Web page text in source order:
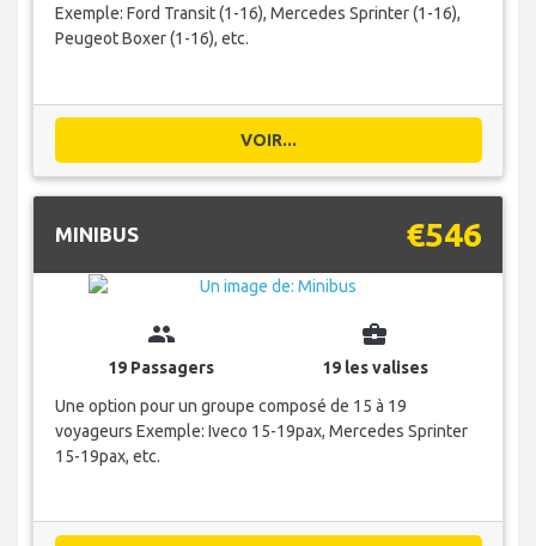
Exemple: Ford Transit (1-16), Mercedes Sprinter (1-16),
Peugeot Boxer (1-16), etc.
VOIR...
MINIBUS €546
group
19 Passagers
business_center
19 les valises
Une option pour un groupe composé de 15 à 19
voyageurs Exemple: Iveco 15-19pax, Mercedes Sprinter
15-19pax, etc.